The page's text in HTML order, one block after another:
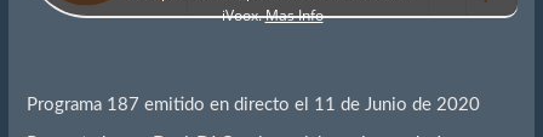
Programa 187 emitido en directo el 11 de Junio de 2020